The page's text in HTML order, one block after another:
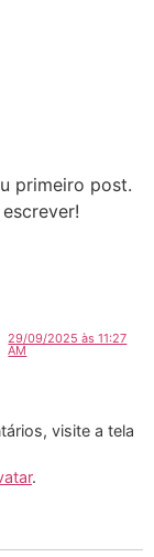
primeiro post.
29/09/2025 às 11:27
AM
visite a tela
.